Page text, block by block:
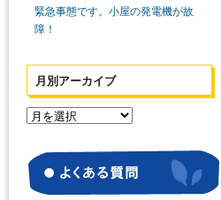
緊急事態です。小屋の発電機が故
障！
月別アーカイブ
月
ー
カ